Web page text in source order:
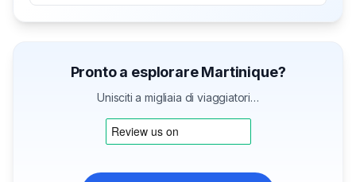
Pronto a esplorare Martinique?
Unisciti a migliaia di viaggiatori…